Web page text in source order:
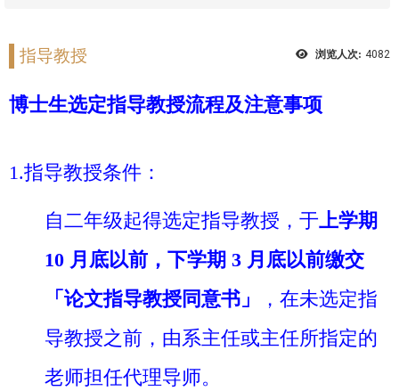
浏览人次: 4082
指导教授
博士生选定指导教授​流程及注意事项
1.指导教授条件：
自二年级起得选定指导教授，于上学期
10 月底以前，下学期 3 月底以前缴交
「论文指导教授同意书」
，在未选定指
导教授之前，由系主任或主任所指定的
老师担任代理导师。